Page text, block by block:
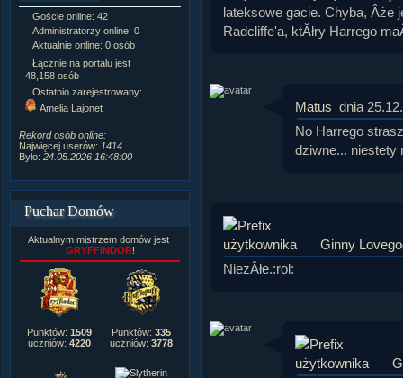
Goście online: 42
Administratorzy online: 0
Aktualnie online: 0 osób
Łącznie na portalu jest
48,158 osób
Ostatnio zarejestrowany:
Amelia Lajonet
Rekord osób online:
Najwięcej userów: 1414
Było: 24.05.2026 16:48:00
Napisanych artykułów:1,087
Dodanych newsów:10,564
Komentarzy do materiałów:
222,019
3,327
4,170
Puchar Domów
Aktualnym mistrzem domów jest
GRYFFINDOR!
Punktów: 1509
uczniów: 4220
Punktów: 335
uczniów: 3778
lateksowe gacie. Chyba, Âże
Radcliffe'a, ktĂłry Harrego
Matus dnia
No Harrego
dziwne... niestety
Ginny
NiezÂłe.:rol: